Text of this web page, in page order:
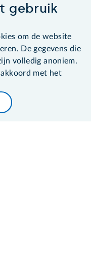
gebruik
om de website
De gegevens die
volledig anoniem.
met het